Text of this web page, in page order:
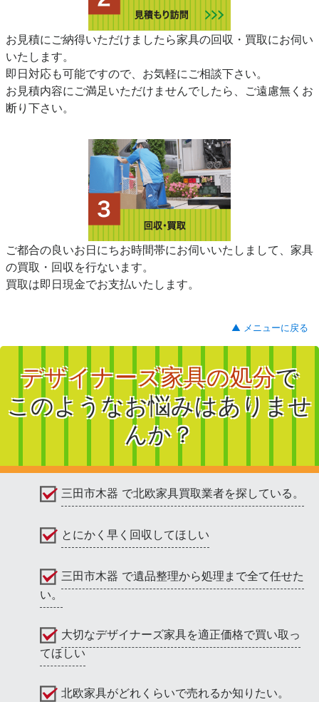
お見積にご納得いただけましたら家具の回収・買取にお伺い
いたします。
即日対応も可能ですので、お気軽にご相談下さい。
お見積内容にご満足いただけませんでしたら、ご遠慮無くお
断り下さい。
ご都合の良いお日にちお時間帯にお伺いいたしまして、家具
の買取・回収を行ないます。
買取は即日現金でお支払いたします。
▲ メニューに戻る
デザイナーズ家具の処分で
このようなお悩みはありませ
んか？
三田市木器 で北欧家具買取業者を探している。
とにかく早く回収してほしい
三田市木器 で遺品整理から処理まで全て任せた
い。
大切なデザイナーズ家具を適正価格で買い取っ
てほしい
北欧家具がどれくらいで売れるか知りたい。